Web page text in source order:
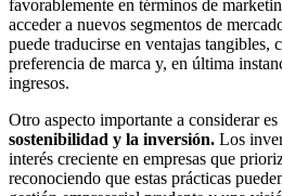
favorablemente en términos de
acceder a nuevos segmentos de
puede traducirse en ventajas tangibles,
preferencia de marca y, en última
ingresos.
Otro aspecto importante a considerar es
sostenibilidad y la inversión. Los
interés creciente en empresas que
reconociendo que estas prácticas